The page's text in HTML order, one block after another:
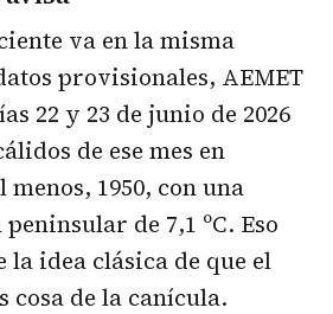
va en la misma
provisionales, AEMET
22 y 23 de junio de 2026
de ese mes en
menos, 1950, con una
de 7,1 ºC. Eso
la idea clásica de que el
cosa de la canícula.